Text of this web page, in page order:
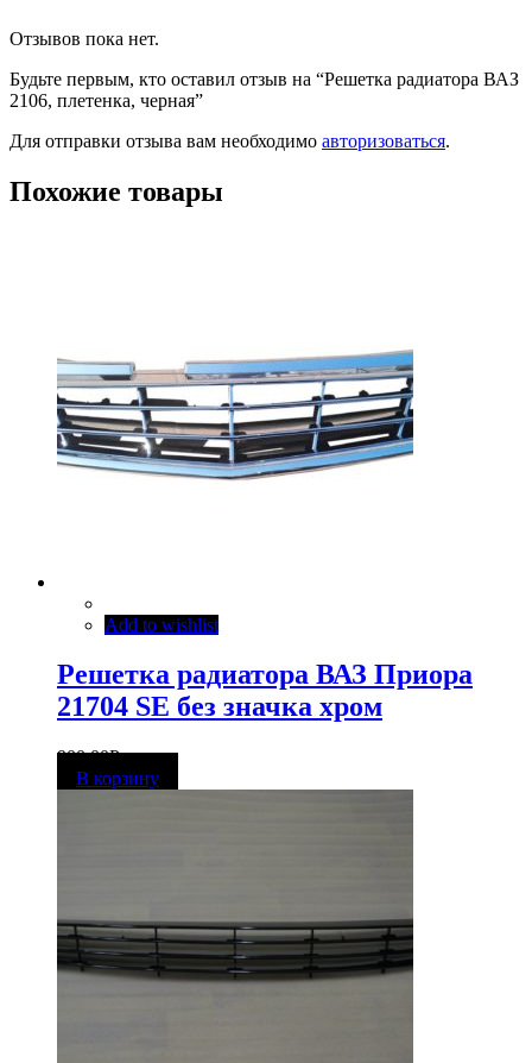
Отзывов пока нет.
Будьте первым, кто оставил отзыв на “Решетка радиатора ВАЗ
2106, плетенка, черная”
Для отправки отзыва вам необходимо авторизоваться.
Похожие товары
Add to wishlist
Решетка радиатора ВАЗ Приора
21704 SE без значка хром
900,00Р
В корзину